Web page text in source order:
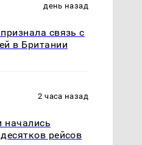
день назад
связь с
в Британии
2 часа назад
начались
рейсов